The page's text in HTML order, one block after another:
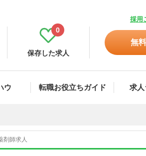
採用
保存した求人
0
無
ウ 転職お役立ちガイド 求
剤師求人